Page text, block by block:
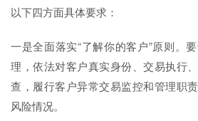
以下四方面具体要求：
一是全面落实“了解你的客户”原则。
理，依法对客户真实身份、交易执行
查，履行客户异常交易监控和管理职
风险情况。